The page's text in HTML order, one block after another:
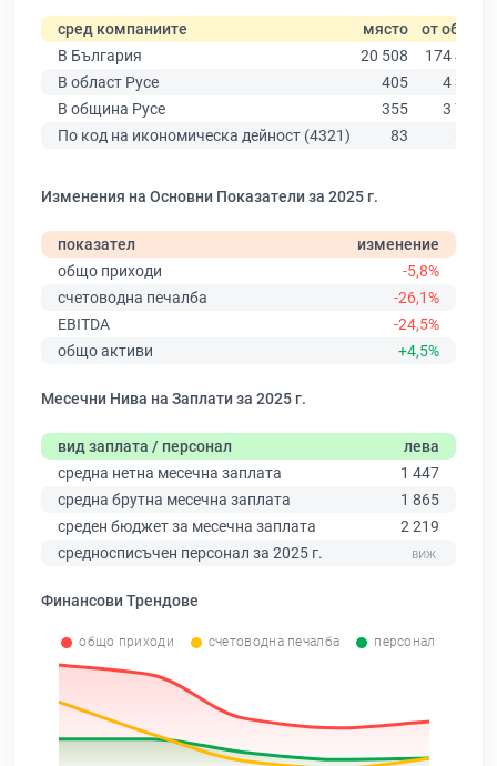
сред компаниите място от общо
В България
20 508
174 403
В област Русе
405
4 390
В община Русе
355
3 764
По код на икономическа дейност (4321)
83
Изменения на Основни Показатели за 2025 г.
показател
изменение
общо приходи
-5,8%
счетоводна печалба
-26,1%
EBITDA
-24,5%
общо активи
+4,5%
Месечни Нива на Заплати за 2025 г.
вид заплата / персонал
лева
средна нетна месечна заплата
1 447
средна брутна месечна заплата
1 865
среден бюджет за месечна заплата
2 219
средносписъчен персонал за 2025 г.
Финансови Трендове
общо приходи счетоводна печалба персонал